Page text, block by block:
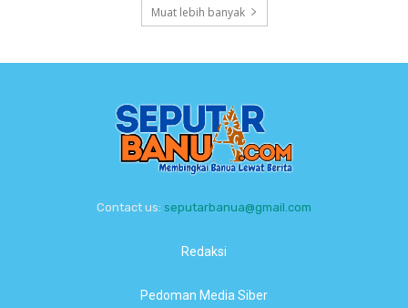
Muat lebih banyak
Contact us: seputarbanua@gmail.com
Redaksi
Pedoman Media Siber